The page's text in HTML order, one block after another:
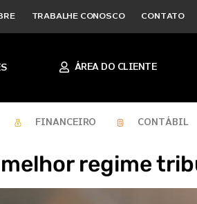
TRABALHE CONOSCO CONTATO
ÁREA DO CLIENTE
FINANCEIRO CONTÁBIL
regime